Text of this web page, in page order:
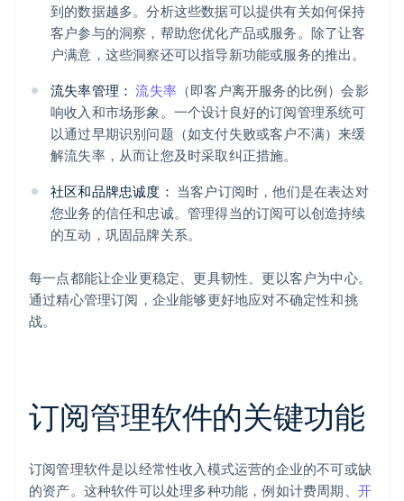
到的数据越多。分析这些数据可以提供有关如何保持
客户参与的洞察，帮助您优化产品或服务。除了让客
户满意，这些洞察还可以指导新功能或服务的推出。
流失率管理： 流失率 （即客户离开服务的比例）会影
响收入和市场形象。一个设计良好的订阅管理系统可
以通过早期识别问题（如支付失败或客户不满）来缓
解流失率，从而让您及时采取纠正措施。
社区和品牌忠诚度： 当客户订阅时，他们是在表达对
您业务的信任和忠诚。管理得当的订阅可以创造持续
的互动，巩固品牌关系。
每一点都能让企业更稳定、更具韧性、更以客户为中心。
通过精心管理订阅，企业能够更好地应对不确定性和挑
战。
订阅管理软件的关键功能
订阅管理软件是以经常性收入模式运营的企业的不可或缺
的资产。这种软件可以处理多种功能，例如计费周期、 开